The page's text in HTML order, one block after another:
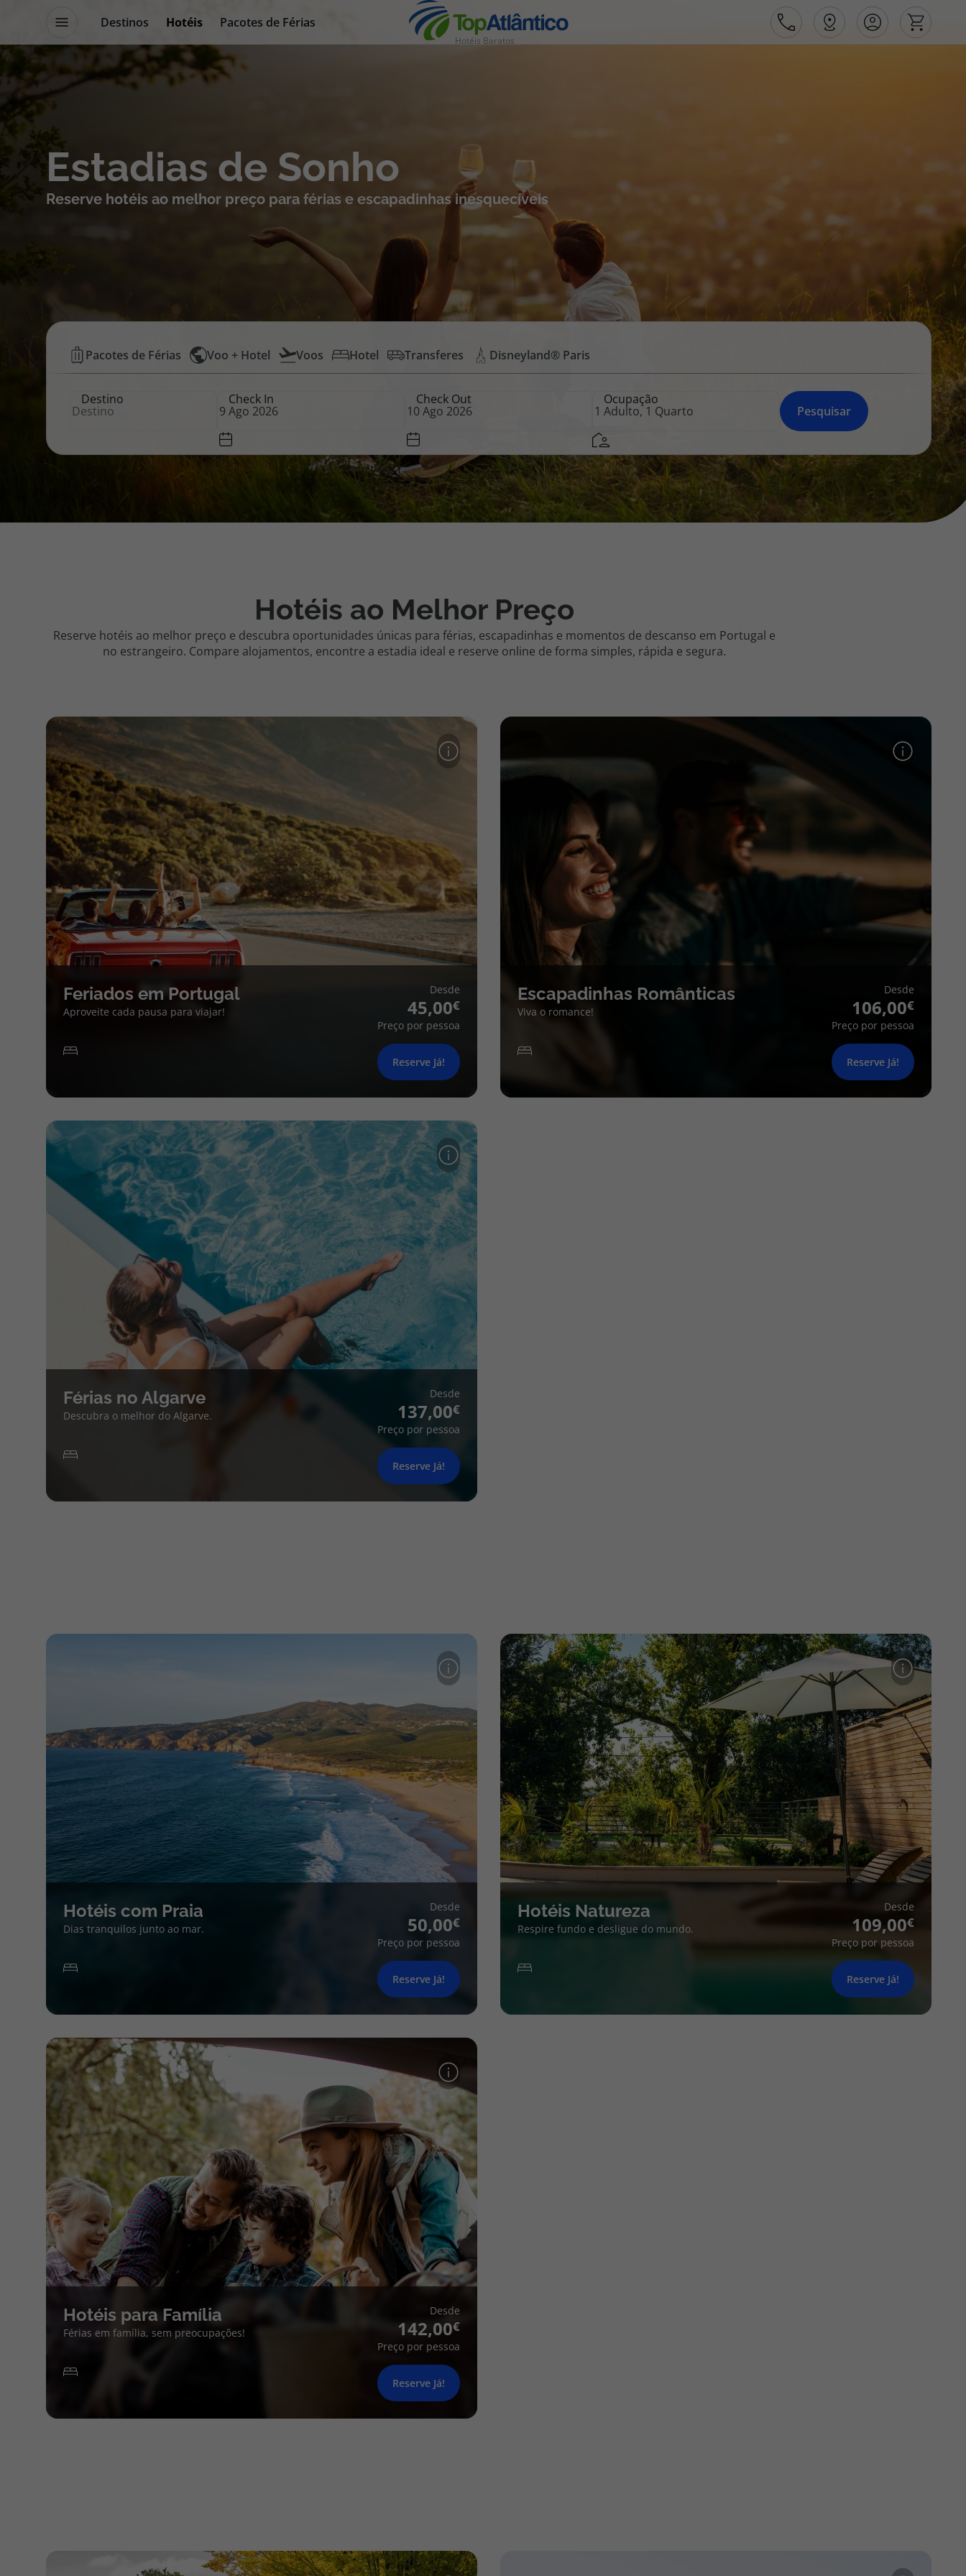
Destinos Hotéis
Pacotes de Férias
Promoções
Blog TopViagens Hotéis Baratos
Destinos
Voos
Pacotes de Férias
Disneyland ® Paris
Cruzeiros
Promoções
Cheque Viagem
Blog TopViagens
Apoio ao cliente no Estrangeiro
facilidade na marcação das suas viagens, tem ainda ao seu
dispor o nosso call center a funcionar todos os dias úteis das
10:00 às 20:00 e Sábado das 10:00 às 14:00.
Estadias de Sonho
Reserve hotéis ao melhor preço para férias e escapadinhas inesquecíveis
Hotéis
Baratos
Top
Pacotes de Férias Voo + Hotel Voos Hotel Transferes Disneyland® Paris
Destino Check In Check Out Ocupação
Pesquisar
Hotéis ao Melhor Preço
Reserve hotéis ao melhor preço e descubra oportunidades únicas para férias, escapadinhas e momentos de descanso em Portugal e
no estrangeiro. Compare alojamentos, encontre a estadia ideal e reserve online de forma simples, rápida e segura.
Feriados em Portugal
Aproveite cada pausa para viajar!
Desde
45,00
Preço por pessoa
Reserve Já!
Escapadinhas Românticas
Viva o romance!
Desde
106,00
Preço por pessoa
Reserve Já!
Férias no Algarve
Descubra o melhor do Algarve.
Desde
137,00
Preço por pessoa
Reserve Já!
Hotéis com Praia
Dias tranquilos junto ao mar.
Desde
50,00
Preço por pessoa
Reserve Já!
Hotéis Natureza
Respire fundo e desligue do mundo.
Desde
109,00
Preço por pessoa
Reserve Já!
Hotéis para Família
Férias em família, sem preocupações!
Desde
142,00
Preço por pessoa
Reserve Já!